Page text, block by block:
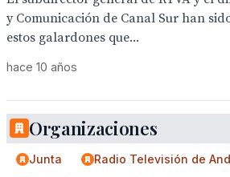
y Comunicación de Canal Sur han
estos galardones que...
hace 10 años
Organizaciones
Junta Radio Televisión de